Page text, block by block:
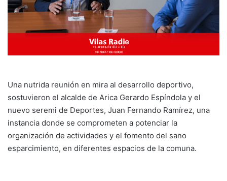
Una nutrida reunión en mira al desarrollo deportivo,
sostuvieron el alcalde de Arica Gerardo Espíndola y el
nuevo seremi de Deportes, Juan Fernando Ramírez, una
instancia donde se comprometen a potenciar la
organización de actividades y el fomento del sano
esparcimiento, en diferentes espacios de la comuna.